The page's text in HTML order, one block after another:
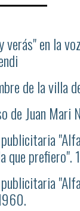
verás" en la
de la villa
de Juan Mari
que prefiero".